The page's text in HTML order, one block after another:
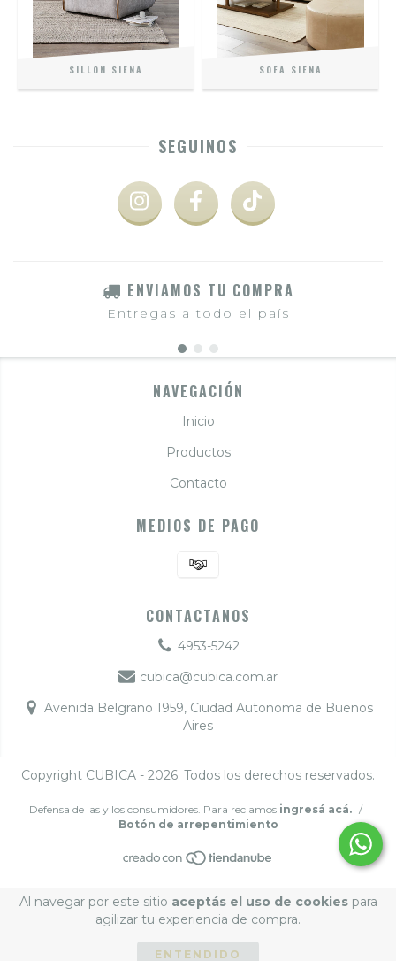
Al navegar por este sitio aceptás el uso de cookiespara
agilizar tu experiencia de compra.
ENTENDIDO
SILLON SIENA SOFA SIENA
SEGUINOS
ENVIAMOS TU COMPRA
Entregas a todo el país
NAVEGACIÓN
Inicio
Productos
Contacto
MEDIOS DE PAGO
CONTACTANOS
4953-5242
cubica@cubica.com.ar
Avenida Belgrano 1959, Ciudad Autonoma de Buenos
Aires
Copyright CUBICA - 2026. Todos los derechos reservados.
Defensa de las y los consumidores. Para reclamos ingresá acá. /
Botón de arrepentimiento